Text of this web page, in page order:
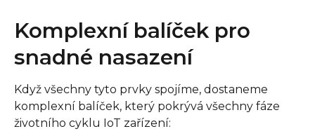
Komplexní balíček pro
snadné nasazení
Když všechny tyto prvky spojíme, dostaneme
komplexní balíček, který pokrývá všechny fáze
životního cyklu IoT zařízení: